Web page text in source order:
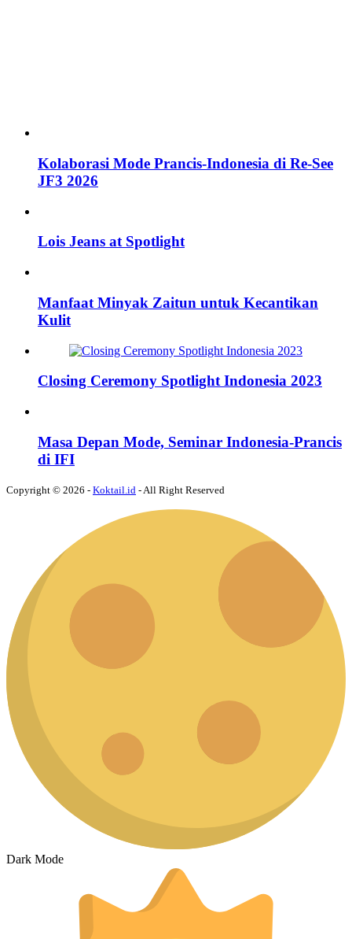
Kolaborasi Mode Prancis-Indonesia di Re-See
JF3 2026
Lois Jeans at Spotlight
Manfaat Minyak Zaitun untuk Kecantikan
Kulit
Closing Ceremony Spotlight Indonesia 2023
Masa Depan Mode, Seminar Indonesia-Prancis
di IFI
Copyright © 2026 - Koktail.id - All Right Reserved
Dark Mode